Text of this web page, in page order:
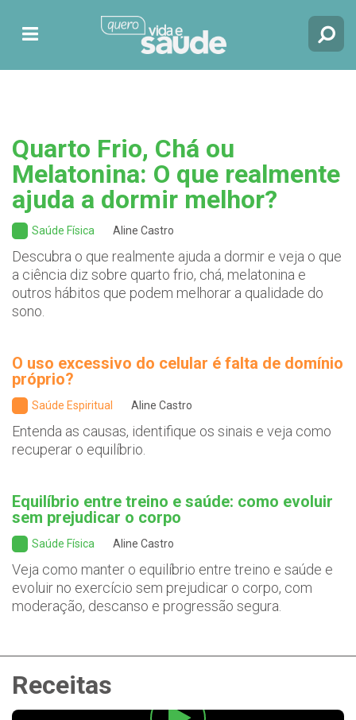
Quarto Frio, Chá ou
Melatonina: O que realmente
ajuda a dormir melhor?
Saúde Física Aline Castro
Descubra o que realmente ajuda a dormir e veja o que
a ciência diz sobre quarto frio, chá, melatonina e
outros hábitos que podem melhorar a qualidade do
sono.
O uso excessivo do celular é falta de domínio
próprio?
Saúde Espiritual Aline Castro
Entenda as causas, identifique os sinais e veja como
recuperar o equilíbrio.
Equilíbrio entre treino e saúde: como evoluir
sem prejudicar o corpo
Saúde Física Aline Castro
Veja como manter o equilíbrio entre treino e saúde e
evoluir no exercício sem prejudicar o corpo, com
moderação, descanso e progressão segura.
Receitas